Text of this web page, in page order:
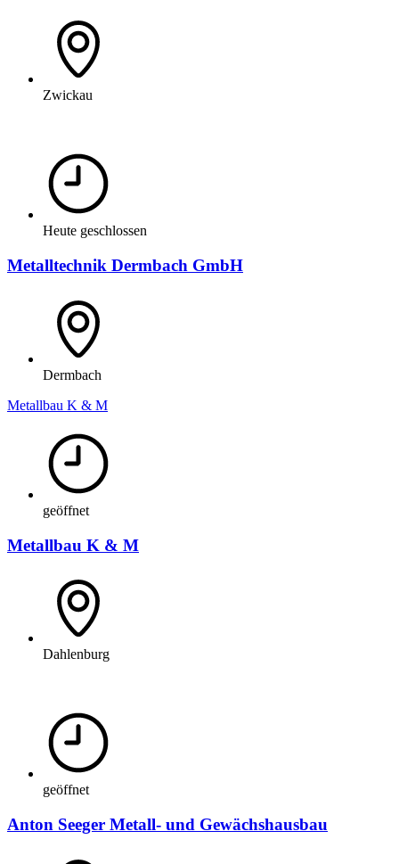
Zwickau
Heute geschlossen
Metalltechnik Dermbach GmbH
Dermbach
Metallbau K & M
geöffnet
Metallbau K & M
Dahlenburg
geöffnet
Anton Seeger Metall- und Gewächshausbau